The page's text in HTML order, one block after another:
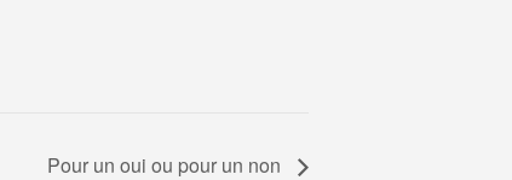
Pour un oui ou pour un non